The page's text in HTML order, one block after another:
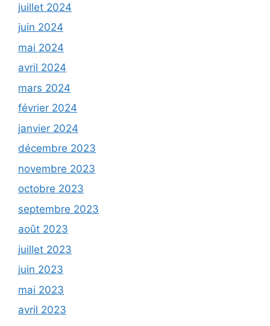
juillet 2024
juin 2024
mai 2024
avril 2024
mars 2024
février 2024
janvier 2024
décembre 2023
novembre 2023
octobre 2023
septembre 2023
août 2023
juillet 2023
juin 2023
mai 2023
avril 2023